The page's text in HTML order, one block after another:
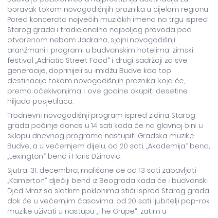
boravak tokom novogodišnjih praznika u cijelom regionu.
Pored koncerata najvećih muzičkih imena na trgu ispred
Starog grada i tradicionalno najboljeg provoda pod
otvorenom nebom Jadrana, sjajni novogodišnji
aranžmani i programi u budvanskim hotelima, zimski
festival „Adriatic Street Food“ i drugi sadržaji za sve
generacije, doprinijeli su imidžu Budve kao top
destinacije tokom novogodišnjih praznika, koja će,
prema očekivanjima, i ove godine okupiti desetine
hiljada posjetilaca.
Trodnevni novogodišnji program ispred zidina Starog
grada počinje danas u 14 sati kada će na glavnoj bini u
sklopu dnevnog programa nastupiti Gradska muzike
Budve, a u večernjem dijelu, od 20 sati, „Akademija“ bend,
„Lexington“ bend i Haris Džinović.
Sjutra, 31. decembra, mališane će od 13 sati zabavljati
„Kamerton“ dječiji bend iz Beograda kada će i budvanski
Djed Mraz sa slatkim poklonima stići ispred Starog grada,
dok će u večernjim časovima, od 20 sati ljubitelji pop-rok
muzike uživati u nastupu „The Grupe“, zatim u